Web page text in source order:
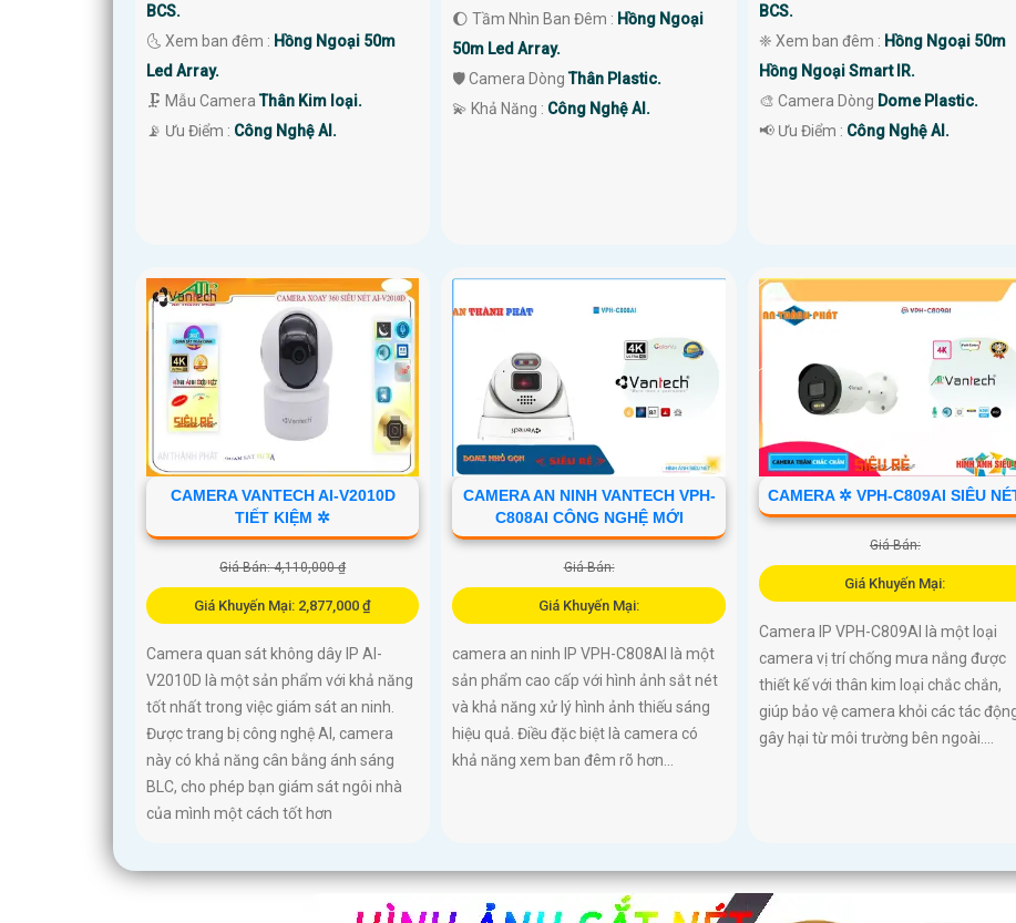
BCS.
🌜 Xem ban đêm : Hồng Ngoại 50m
Led Array.
🗜️ Mẫu CameraThân Kim loại.
️📡 Ưu Điểm : Công Nghệ AI.
🌔 Tầm Nhìn Ban Đêm : Hồng Ngoại
50m Led Array.
🛡 Camera DòngThân Plastic.
️💫 Khả Năng : Công Nghệ AI.
BCS.
❈ Xem ban đêm : Hồng Ngoại 50m
Hồng Ngoại Smart IR.
🎨 Camera Dòng Dome Plastic.
️📢 Ưu Điểm : Công Nghệ AI.
CAMERA VANTECH AI-V2010D
TIẾT KIỆM ✲
Giá Bán: 4,110,000 ₫
Giá Khuyến Mại: 2,877,000 ₫
Camera quan sát không dây IP AI-
V2010D là một sản phẩm với khả năng
tốt nhất trong việc giám sát an ninh.
Được trang bị công nghệ AI, camera
này có khả năng cân bằng ánh sáng
BLC, cho phép bạn giám sát ngôi nhà
của mình một cách tốt hơn
CAMERA AN NINH VANTECH VPH-
C808AI CÔNG NGHỆ MỚI
Giá Bán:
Giá Khuyến Mại:
camera an ninh IP VPH-C808AI là một
sản phẩm cao cấp với hình ảnh sắt nét
và khả năng xử lý hình ảnh thiếu sáng
hiệu quả. Điều đặc biệt là camera có
khả năng xem ban đêm rõ hơn...
CAMERA ✲ VPH-C809AI SIÊU
Giá Bán:
Giá Khuyến Mại:
Camera IP VPH-C809AI là một loại
camera vị trí chống mưa nắng được
thiết kế với thân kim loại chắc chắn,
giúp bảo vệ camera khỏi các tác
gây hại từ môi trường bên ngoài....